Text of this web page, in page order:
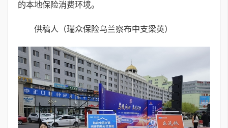
的本地保险消费环境。
供稿人（瑞众保险乌兰察布中支梁英）